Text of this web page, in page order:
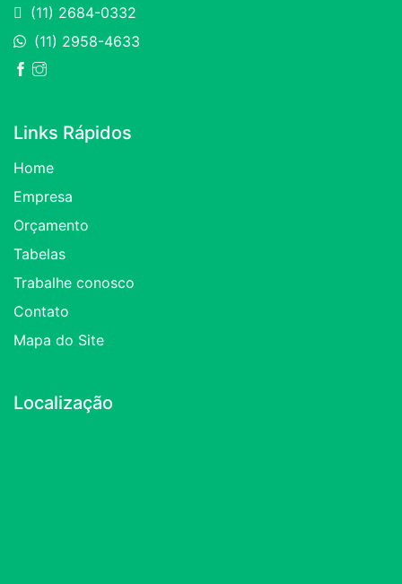
(11) 2684-0332
(11) 2958-4633
Links Rápidos
Home
Empresa
Orçamento
Tabelas
Trabalhe conosco
Contato
Mapa do Site
Localização